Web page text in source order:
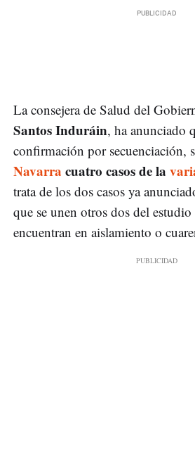
La consejera de Salud del
Santos Induráin, ha anunciado
confirmación por secuenciación,
Navarra cuatro casos de la
trata de los dos casos ya
que se unen otros dos del
encuentran en aislamiento o